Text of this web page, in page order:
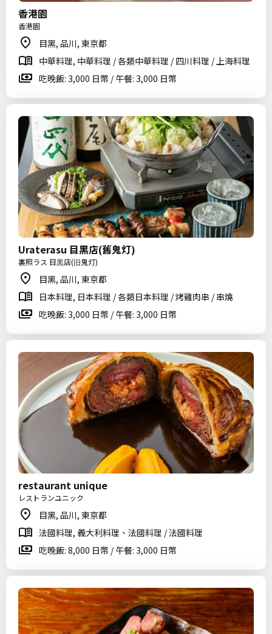
香港園
香港園
目黑, 品川, 東京都
中華料理, 中華料理 / 各類中華料理 / 四川料理 / 上海料理
吃晚飯: 3,000 日幣 / 午餐: 3,000 日幣
Uraterasu 目黑店(舊鬼灯)
裏照ラス 目黒店(旧鬼灯)
目黑, 品川, 東京都
日本料理, 日本料理 / 各類日本料理 / 烤雞肉串 / 串燒
吃晚飯: 3,000 日幣 / 午餐: 3,000 日幣
restaurant unique
レストランユニック
目黑, 品川, 東京都
法國料理, 義大利料理、法國料理 / 法國料理
吃晚飯: 8,000 日幣 / 午餐: 3,000 日幣